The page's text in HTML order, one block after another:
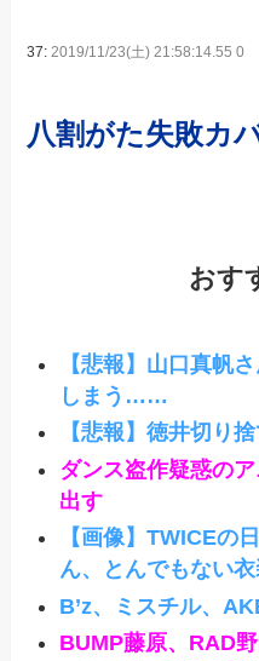
37:2019/11/23(土) 21:58:14.55 0
八割がた失敗カ
おす
【悲報】山口真帆
しまう……
【悲報】徳井切り
ダンス盗作疑惑の
出す
【画像】TWICEの
ん、とんでもない
B’z、ミスチル、
BUMP藤原、RAD